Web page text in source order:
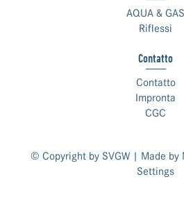
AQUA & GAS
Riflessi
Contatto
Contatto
Impronta
CGC
© Copyright by SVGW | Made by
Settings